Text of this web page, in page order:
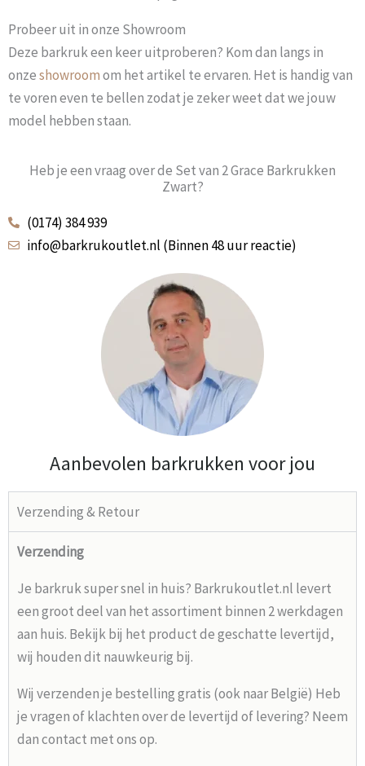
Probeer uit in onze Showroom
Deze barkruk een keer uitproberen? Kom dan langs in
onzeshowroomom het artikel te ervaren. Het is handig van
te voren even te bellen zodat je zeker weet dat we jouw
model hebben staan.
Heb je een vraag over de Set van 2 Grace Barkrukken
Zwart?
(0174) 384 939
info@barkrukoutlet.nl (Binnen 48 uur reactie)
Aanbevolen barkrukken voor jou
Verzending & Retour
Verzending
Je barkruk super snel in huis? Barkrukoutlet.nl levert
een groot deel van het assortiment binnen 2 werkdagen
aan huis. Bekijk bij het product de geschatte levertijd,
wij houden dit nauwkeurig bij.
Wij verzenden je bestelling gratis (ook naar België) Heb
je vragen of klachten over de levertijd of levering? Neem
dan contact met ons op.